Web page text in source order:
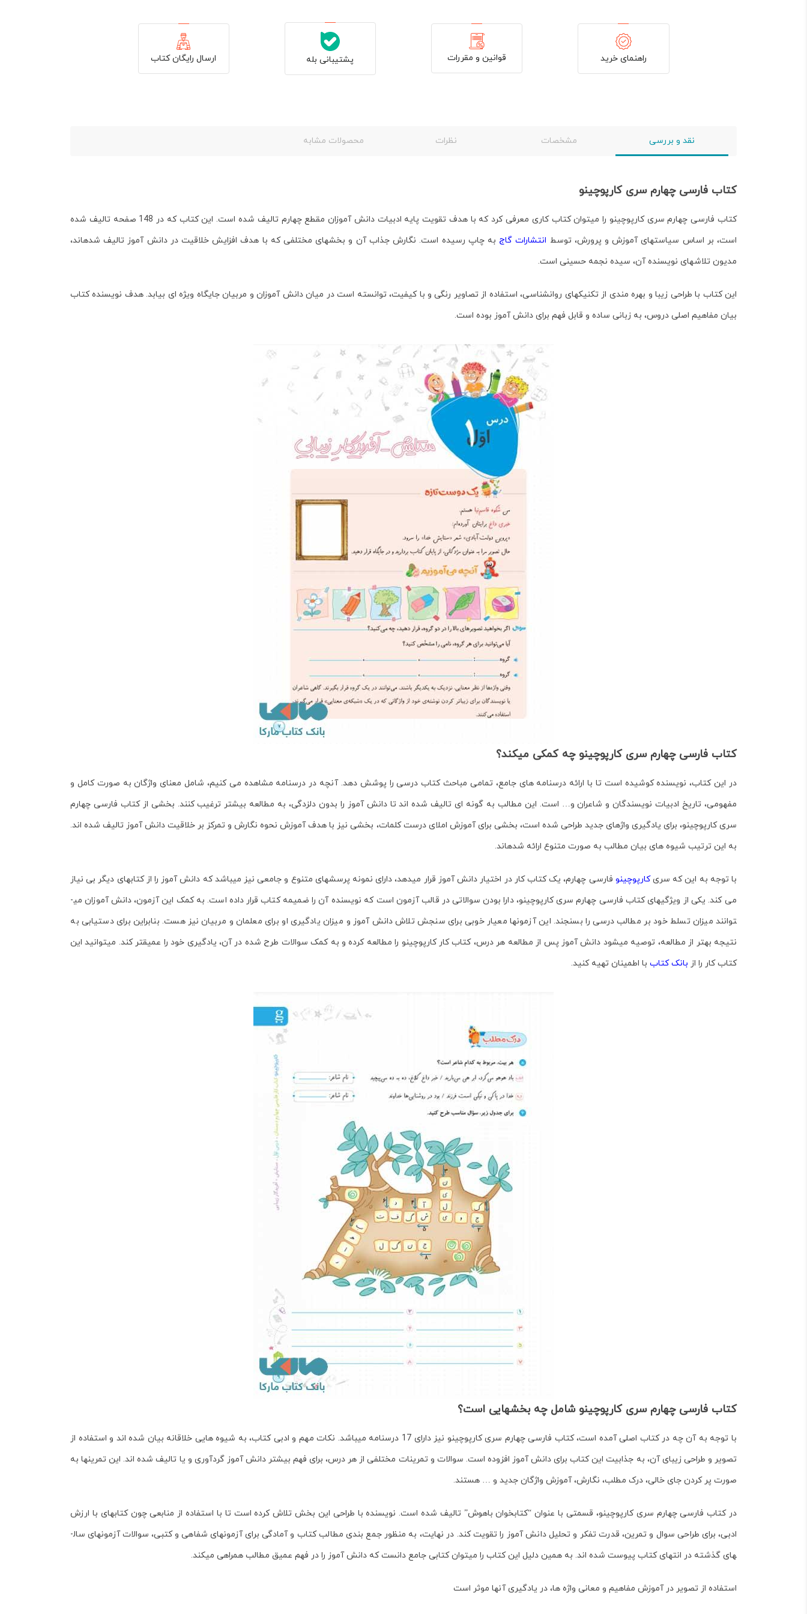
راهنمای خرید قوانین و مقررات پشتیبانی بله ارسال رایگان کتاب
نقد و بررسی مشخصات نظرات محصولات مشابه
کتاب فارسی چهارم سری کارپوچینو
کتاب فارسی چهارم سری کارپوچینو
را می­توان کتاب کاری معرفی کرد که با هدف تقویت پایه­ ادبیات دانش­ آموزان مقطع چهارم تالیف شده است. این کتاب که در 148 صفحه تالیف شده
است، بر اساس سیاست­های آموزش و پرورش، توسط انتشارات گاج به چاپ رسیده است. نگارش جذاب آن و بخش­های مختلفی که با هدف افزایش خلاقیت در دانش­ آموز تالیف شده­اند،
مدیون تلاش­های نویسنده آن، سیده نجمه حسینی است.
این کتاب با طراحی زیبا و بهره­ مندی از تکنیک­های روانشناسی، استفاده از تصاویر رنگی و با کیفیت، توانسته است در میان دانش ­آموزان و مربیان جایگاه ویژه ­ای بیابد. هدف نویسنده کتاب
بیان مفاهیم اصلی دروس، به زبانی ساده و قابل فهم برای دانش ­آموز بوده است.
کتاب فارسی چهارم سری کارپوچینو چه کمکی می­کند؟
در این کتاب، نویسنده کوشیده است تا با ارائه درس­نامه­ های جامع، تمامی مباحث کتاب درسی را پوشش دهد. آن­چه در درس­نامه مشاهده می کنیم، شامل معنای واژگان به صورت کامل و
مفهومی، تاریخ ادبیات نویسندگان و شاعران و… است. این مطالب به گونه ­ای تالیف شده­ اند تا دانش­ آموز را بدون دلزدگی، به مطالعه بیشتر ترغیب کنند. بخشی ازکتاب فارسی چهارم
سری کارپوچینو، برای یادگیری واژه­ای جدید طراحی شده است، بخشی برای آموزش املای درست کلمات، بخشی نیز با هدف آموزش نحوه نگارش و تمرکز بر خلاقیت دانش ­­آموز تالیف شده ­اند.
به این ترتیب شیوه ­های بیان مطالب به صورت متنوع ارائه شده­اند.
با توجه به این که سریکارپوچینو فارسی چهارم، یک کتاب کار در اختیار دانش ­آموز قرار می­دهد، دارای نمونه پرسش­های متنوع و جامعی نیز می­باشد که دانش ­آموز را از کتاب­های دیگر بی­ نیاز
می ­کند. یکی از ویژگی­هایکتاب فارسی چهارم سری کارپوچینو، دارا بودن سوالاتی در قالب آزمون است که نویسنده آن را ضمیمه کتاب قرار داده است. به کمک این آزمون، دانش ­آموزان می­
توانند میزان تسلط خود بر مطالب درسی را بسنجند. این آزمون­ها معیار خوبی برای سنجش تلاش دانش ­آموز و میزان یادگیری او برای معلمان و مربیان نیز هست. بنابراین برای دست­یابی به
نتیجه بهتر از مطالعه، توصیه می­شود دانش ­آموز پس از مطالعه هر درس، کتاب کار کارپوچینو را مطالعه کرده و به کمک سوالات طرح شده در آن، یادگیری خود را عمیق­تر کند. می­توانید این
کتاب کار را از بانک کتاب با اطمینان تهیه کنید.
کتاب فارسی چهارم سری کارپوچینو شامل چه بخش­هایی است؟
با توجه به آن چه در کتاب اصلی آمده است،کتاب فارسی چهارم سری کارپوچینو
نیز دارای 17 درس­نامه می­باشد. نکات مهم و ادبی کتاب، به شیوه­ هایی خلاقانه بیان شده ­اند و استفاده از
تصویر و طراحی زیبای آن، به جذابیت این کتاب برای دانش ­آموز افزوده است. سوالات و تمرینات مختلفی از هر درس، برای فهم بیشتر دانش ­آموز گردآوری و یا تالیف شده ­اند. این تمرین­ها به
صورت پر کردن جای خالی، درک مطلب، نگارش، آموزش واژگان جدید و … هستند.
درکتاب فارسی چهارم سری کارپوچینو، قسمتی با عنوان “کتاب­خوان باهوش” تالیف شده است. نویسنده با طراحی این بخش تلاش کرده است تا با استفاده از منابعی چون کتاب­های با ارزش
ادبی، برای طراحی سوال و تمرین، قدرت تفکر و تحلیل دانش ­آموز را تقویت کند. در نهایت، به منظور جمع­ بندی مطالب کتاب و آمادگی برای آزمون­های شفاهی و کتبی، سوالات آزمون­های سال­
های گذشته در انتهای کتاب پیوست شده ­اند. به همین دلیل این کتاب را می­توان کتابی جامع دانست که دانش ­آموز را در فهم عمیق مطالب همراهی می­کند.
استفاده از تصویر در آموزش مفاهیم و معانی واژه­ ها، در یادگیری آن­ها موثر است